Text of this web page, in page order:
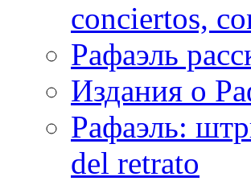
conciertos,
Рафаэль
Издания о
Рафаэль:
del retrato